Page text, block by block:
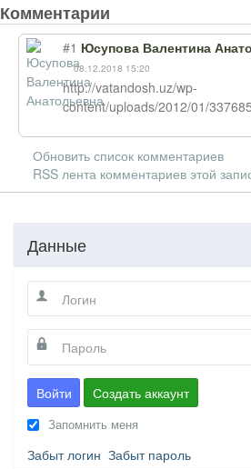
Комментарии
#1 Юсупова Валентина
08.12.2018 15:20
http://vatandosh.uz/wp-
content/uploads/2012/01/
Обновить список комментариев
RSS лента комментариев этой
Данные
Войти Создать аккаунт
Запомнить меня
Забыт логин Забыт пароль